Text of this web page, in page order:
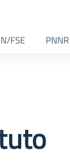
FSE PNNR